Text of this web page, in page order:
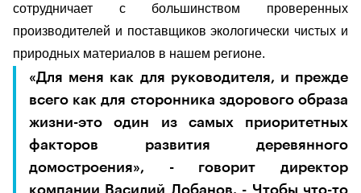
сотрудничает с большинством проверенных
производителей и поставщиков экологически чистых и
природных материалов в нашем регионе.
«Для меня как для руководителя, и прежде
всего как для сторонника здорового образа
жизни-это один из самых приоритетных
факторов развития деревянного
домостроения», - говорит директор
компании Василий Лобанов. - Чтобы что-то